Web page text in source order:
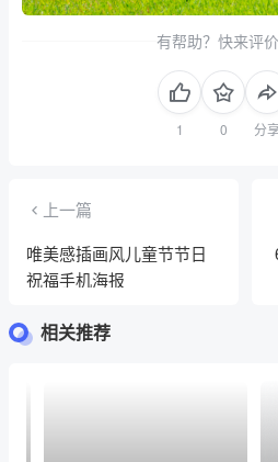
有帮助？快来评
分
上一篇
唯美感插画风儿童节节日
祝福手机海报
相关推荐